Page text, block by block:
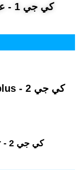
كي جي 1 - عربي - الترم الثاني - مذكرات
كي جي 2 - Connect plus - الترم الأول - كتب
كي جي 2 - Discover - الترم الأول - كتب